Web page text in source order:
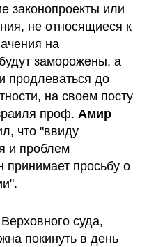
законопроекты или
не относящиеся к
на
заморожены, а
продлеваться до
на своем посту
проф. Амир
что "ввиду
и проблем
принимает просьбу о
суда,
покинуть в день